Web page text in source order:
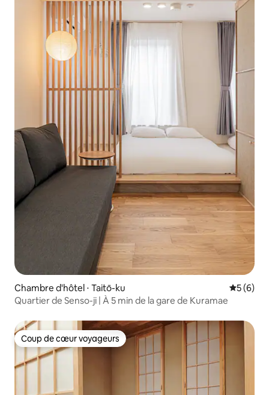
Chambre d'hôtel ⋅ Taitō-ku
5 (6)
Quartier de Senso-ji | À 5 min de la gare de Kuramae
Coup de cœur voyageurs
Coup de cœur voyageurs